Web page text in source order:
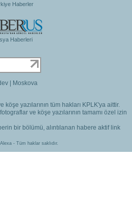
Haberler
Haberleri
| Moskova
yazılarının tüm hakları KPLK'ya aittir.
ve köşe yazılarının tamamı özel izin
bir bölümü, alıntılanan habere aktif link
Alexa - Tüm haklar saklıdır.